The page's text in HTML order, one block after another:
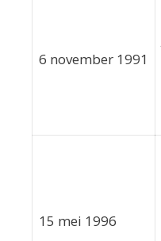
6 november 1991
15 mei 1996